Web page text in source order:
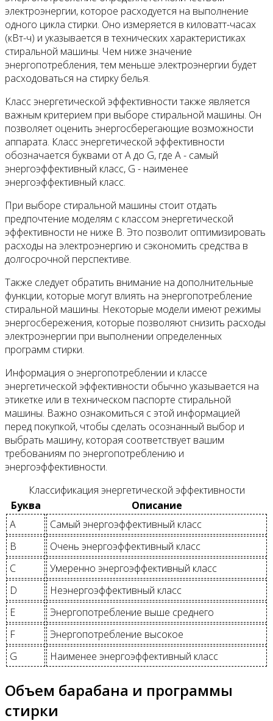
электроэнергии, которое расходуется на выполнение
одного цикла стирки. Оно измеряется в киловатт-часах
(кВт-ч) и указывается в технических характеристиках
стиральной машины. Чем ниже значение
энергопотребления, тем меньше электроэнергии будет
расходоваться на стирку белья.
Класс энергетической эффективности также является
важным критерием при выборе стиральной машины. Он
позволяет оценить энергосберегающие возможности
аппарата. Класс энергетической эффективности
обозначается буквами от A до G, где A - самый
энергоэффективный класс, G - наименее
энергоэффективный класс.
При выборе стиральной машины стоит отдать
предпочтение моделям с классом энергетической
эффективности не ниже B. Это позволит оптимизировать
расходы на электроэнергию и сэкономить средства в
долгосрочной перспективе.
Также следует обратить внимание на дополнительные
функции, которые могут влиять на энергопотребление
стиральной машины. Некоторые модели имеют режимы
энергосбережения, которые позволяют снизить расходы
электроэнергии при выполнении определенных
программ стирки.
Информация о энергопотреблении и классе
энергетической эффективности обычно указывается на
этикетке или в техническом паспорте стиральной
машины. Важно ознакомиться с этой информацией
перед покупкой, чтобы сделать осознанный выбор и
выбрать машину, которая соответствует вашим
требованиям по энергопотреблению и
энергоэффективности.
Классификация энергетической эффективности
Буква
Описание
A
Самый энергоэффективный класс
B
Очень энергоэффективный класс
C
Умеренно энергоэффективный класс
D
Неэнергоэффективный класс
E
Энергопотребление выше среднего
F
Энергопотребление высокое
G
Наименее энергоэффективный класс
Объем барабана и программы
стирки